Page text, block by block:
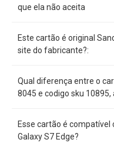
que ela não aceita
Este cartão é original
site do fabricante?:
Qual diferença entre o
8045 e codigo sku 10895,
Esse cartão é
Galaxy S7 Edge?